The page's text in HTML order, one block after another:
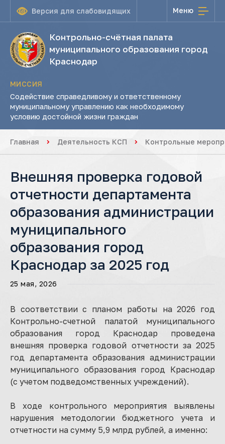
Версия для слабовидящих Меню
Контрольно-счётная палата
муниципального образования город
Краснодар
МИССИЯ
Содействие справедливому и ответственному
муниципальному управлению как необходимому
условию достойной жизни граждан
Главная Деятельность КСП Контрольные
Внешняя проверка годовой
отчетности департамента
образования администрации
муниципального
образования город
Краснодар за 2025 год
25 мая, 2026
В соответствии с планом работы на 2026 год
Контрольно-счетной палатой муниципального
образования город Краснодар проведена
внешняя проверка годовой отчетности за 2025
год департамента образования администрации
муниципального образования город Краснодар
(с учетом подведомственных учреждений).
В ходе контрольного мероприятия выявлены
нарушения методологии бюджетного учета и
отчетности на сумму 5,9 млрд рублей, а именно: